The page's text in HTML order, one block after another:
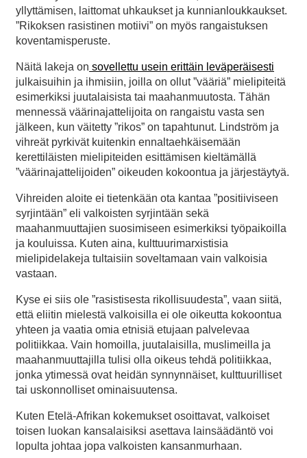
yllyttämisen, laittomat uhkaukset ja kunnianloukkaukset.
”Rikoksen rasistinen motiivi” on myös rangaistuksen
koventamisperuste.
Näitä lakeja on sovellettu usein erittäin leväperäisesti
julkaisuihin ja ihmisiin, joilla on ollut ”vääriä” mielipiteitä
esimerkiksi juutalaisista tai maahanmuutosta. Tähän
mennessä väärinajattelijoita on rangaistu vasta sen
jälkeen, kun väitetty ”rikos” on tapahtunut. Lindström ja
vihreät pyrkivät kuitenkin ennaltaehkäisemään
kerettiläisten mielipiteiden esittämisen kieltämällä
”väärinajattelijoiden” oikeuden kokoontua ja järjestäytyä.
Vihreiden aloite ei tietenkään ota kantaa ”positiiviseen
syrjintään” eli valkoisten syrjintään sekä
maahanmuuttajien suosimiseen esimerkiksi työpaikoilla
ja kouluissa. Kuten aina, kulttuurimarxistisia
mielipidelakeja tultaisiin soveltamaan vain valkoisia
vastaan.
Kyse ei siis ole ”rasistisesta rikollisuudesta”, vaan siitä,
että eliitin mielestä valkoisilla ei ole oikeutta kokoontua
yhteen ja vaatia omia etnisiä etujaan palvelevaa
politiikkaa. Vain homoilla, juutalaisilla, muslimeilla ja
maahanmuuttajilla tulisi olla oikeus tehdä politiikkaa,
jonka ytimessä ovat heidän synnynnäiset, kulttuurilliset
tai uskonnolliset ominaisuutensa.
Kuten Etelä-Afrikan kokemukset osoittavat, valkoiset
toisen luokan kansalaisiksi asettava lainsäädäntö voi
lopulta johtaa jopa valkoisten kansanmurhaan.